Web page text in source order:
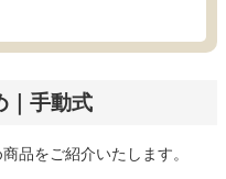
｜手動式
品をご紹介いたします。